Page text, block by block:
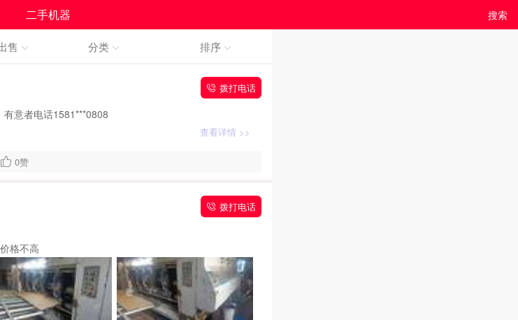
搜索
二手机器
售 分类 排序
拨打电话
意者电话1581***0808
查看详情 >>
0赞
拨打电话
格不高